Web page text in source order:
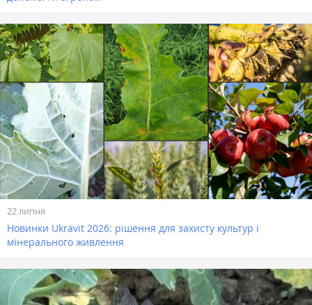
22 липня
Новинки Ukravit 2026: рішення для захисту культур і
мінерального живлення